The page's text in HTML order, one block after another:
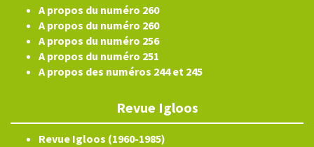
A propos du numéro 260
A propos du numéro 260
A propos du numéro 256
A propos du numéro 251
A propos des numéros 244 et 245
Revue Igloos
Revue Igloos (1960-1985)